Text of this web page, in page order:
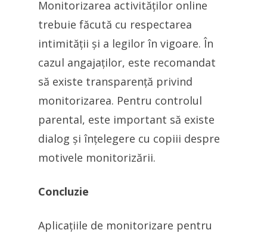
Monitorizarea activităților online
trebuie făcută cu respectarea
intimității și a legilor în vigoare. În
cazul angajaților, este recomandat
să existe transparență privind
monitorizarea. Pentru controlul
parental, este important să existe
dialog și înțelegere cu copiii despre
motivele monitorizării.
Concluzie
Aplicațiile de monitorizare pentru